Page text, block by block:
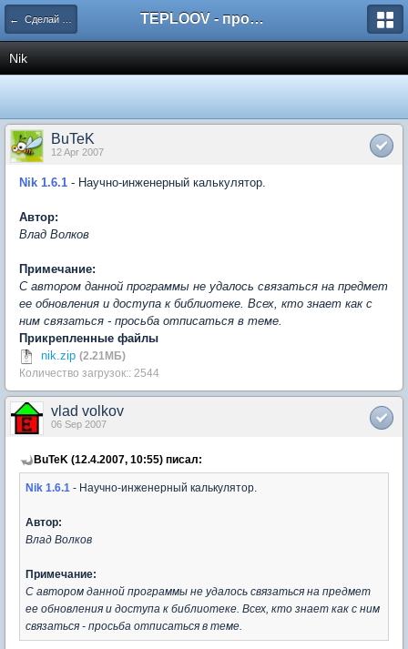
← Сделай сам или оставь ссылку на понравившуюся TEPLOOV - программный комплекс для расчёта систем отопления и вентиляции
Nik
BuTeK
12 Apr 2007
Nik 1.6.1 - Научно-инженерный калькулятор.
Автор:
Влад Волков
Примечание:
С автором данной программы не удалось связаться на предмет
ее обновления и доступа к библиотеке. Всех, кто знает как с
ним связаться - просьба отписаться в теме.
Прикрепленные файлы
nik.zip (2.21МБ)
Количество загрузок:: 2544
vlad volkov
06 Sep 2007
BuTeK (12.4.2007, 10:55) писал:
Nik 1.6.1 - Научно-инженерный калькулятор.
Автор:
Влад Волков
Примечание:
С автором данной программы не удалось связаться на предмет
ее обновления и доступа к библиотеке. Всех, кто знает как с ним
связаться - просьба отписаться в теме.